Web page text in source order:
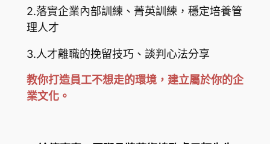
2.落實企業內部訓練、菁英訓練，穩定培養管
理人才
3.人才離職的挽留技巧、談判心法分享
教你打造員工不想走的環境，建立屬於你的企
業文化。